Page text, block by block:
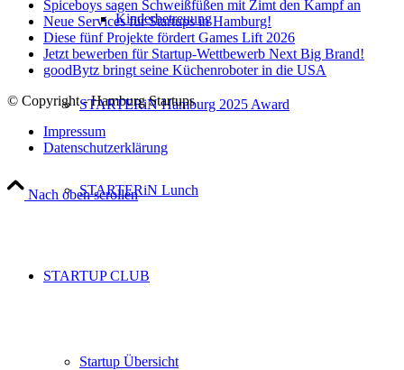
Kinderbetreuung
STARTERiN Hamburg 2025 Award
STARTERiN Lunch
STARTUP CLUB
Startup Übersicht
Spiceboys sagen Schweißfüßen mit Zimt den Kampf an
Neue Services für Startups in Hamburg!
Diese fünf Projekte fördert Games Lift 2026
Jetzt bewerben für Startup-Wettbewerb Next Big Brand!
goodBytz bringt seine Küchenroboter in die USA
© Copyright - Hamburg Startups
Impressum
Datenschutzerklärung
Nach oben scrollen